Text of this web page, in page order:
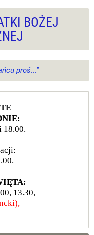
BOŻEJ
proś..."
18.00.
13.30,